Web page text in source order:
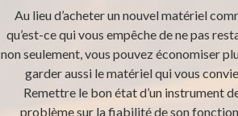
Au lieu d’acheter un nouvel matériel
qu’est-ce qui vous empêche de ne pas
non seulement, vous pouvez économiser
garder aussi le matériel qui vous
Remettre le bon état d’un instrument
problème sur la fiabilité de son